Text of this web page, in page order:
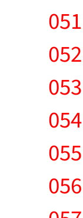
051
052
053
054
055
056